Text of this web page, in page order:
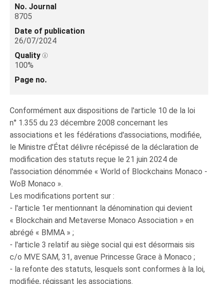
No. Journal
8705
Date of publication
26/07/2024
Quality
100%
Page no.
Conformément aux dispositions de l'article 10 de la loi
n° 1.355 du 23 décembre 2008 concernant les
associations et les fédérations d'associations, modifiée,
le Ministre d'État délivre récépissé de la déclaration de
modification des statuts reçue le 21 juin 2024 de
l'association dénommée « World of Blockchains Monaco -
WoB Monaco ».
Les modifications portent sur :
- l'article 1er mentionnant la dénomination qui devient
« Blockchain and Metaverse Monaco Association » en
abrégé « BMMA » ;
- l'article 3 relatif au siège social qui est désormais sis
c/o MVE SAM, 31, avenue Princesse Grace à Monaco ;
- la refonte des statuts, lesquels sont conformes à la loi,
modifiée, régissant les associations.